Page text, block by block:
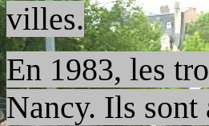
villes.
En 1983, les
Nancy. Ils sont